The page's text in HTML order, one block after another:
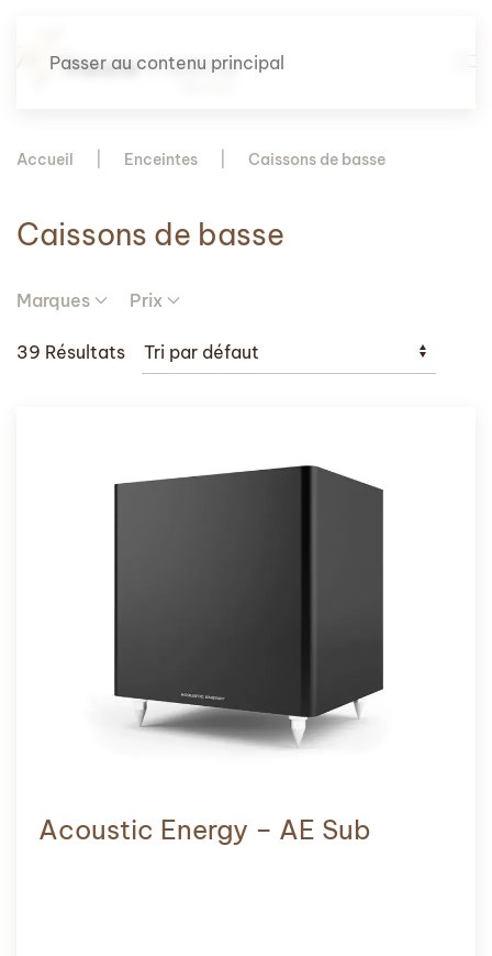
Passer au contenu principal
Accueil Enceintes Caissons de basse
Caissons de basse
Marques Prix
39 Résultats
Acoustic Energy – AE Sub